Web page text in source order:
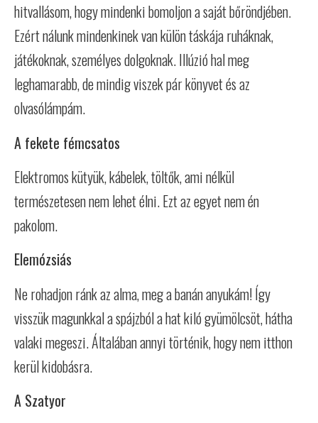
hitvallásom, hogy mindenki bomoljon a saját bőröndjében.
Ezért nálunk mindenkinek van külön táskája ruháknak,
játékoknak, személyes dolgoknak. Illúzió hal meg
leghamarabb, de mindig viszek pár könyvet és az
olvasólámpám.
A fekete fémcsatos
Elektromos kütyük, kábelek, töltők, ami nélkül
természetesen nem lehet élni. Ezt az egyet nem én
pakolom.
Elemózsiás
Ne rohadjon ránk az alma, meg a banán anyukám! Így
visszük magunkkal a spájzból a hat kiló gyümölcsöt, hátha
valaki megeszi. Általában annyi történik, hogy nem itthon
kerül kidobásra.
A Szatyor